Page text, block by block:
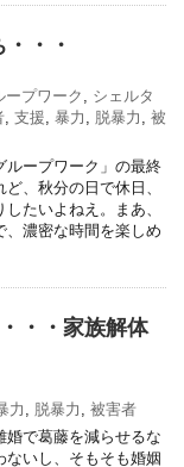
・・
ープワーク, シェルタ
, 支援, 暴力 , 脱暴力 , 被
ループワーク」の最終
、秋分の日で休日、
たいよねえ。まあ、
、濃密な時間を楽しめ
・・家族解体
力 , 脱暴力 , 被害者
婚で葛藤を減らせるな
ないし、そもそも婚姻